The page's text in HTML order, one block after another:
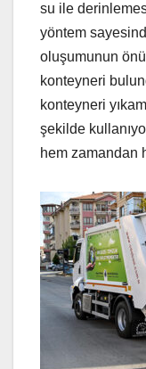
su ile
yöntem
oluşumunun
konteyneri
konteyneri
şekilde
hem zamandan